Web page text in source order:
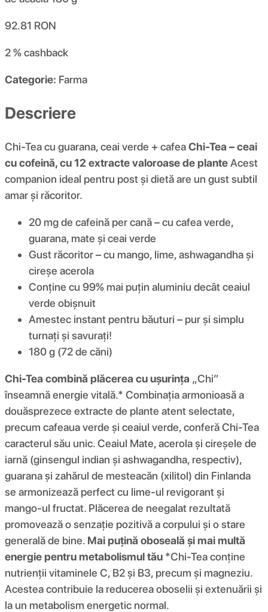
92.81 RON
2 %cashback
Categorie: Farma
Descriere
Chi-Tea cu guarana, ceai verde + cafeaChi-Tea – ceai
cu cofeină, cu 12 extracte valoroase de planteAcest
companion ideal pentru post și dietă are un gust subtil
amar și răcoritor.
20 mg de cafeină per cană – cu cafea verde,
guarana, mate și ceai verde
Gust răcoritor – cu mango, lime, ashwagandha și
cireșe acerola
Conține cu 99% mai puțin aluminiu decât ceaiul
verde obișnuit
Amestec instant pentru băuturi – pur și simplu
turnați și savurați!
180 g (72 de căni)
Chi-Tea combină plăcerea cu ușurința „Chi”
înseamnă energie vitală.* Combinația armonioasă a
douăsprezece extracte de plante atent selectate,
precum cafeaua verde și ceaiul verde, conferă Chi-Tea
caracterul său unic. Ceaiul Mate, acerola și cireșele de
iarnă (ginsengul indian și ashwagandha, respectiv),
guarana și zahărul de mesteacăn (xilitol) din Finlanda
se armonizează perfect cu lime-ul revigorant și
mango-ul fructat. Plăcerea de neegalat rezultată
promovează o senzație pozitivă a corpului și o stare
generală de bine. Mai puțină oboseală și mai multă
energie pentru metabolismul tău *Chi-Tea conține
nutrienții vitaminele C, B2 și B3, precum și magneziu.
Acestea contribuie la reducerea oboselii și extenuării și
la un metabolism energetic normal.